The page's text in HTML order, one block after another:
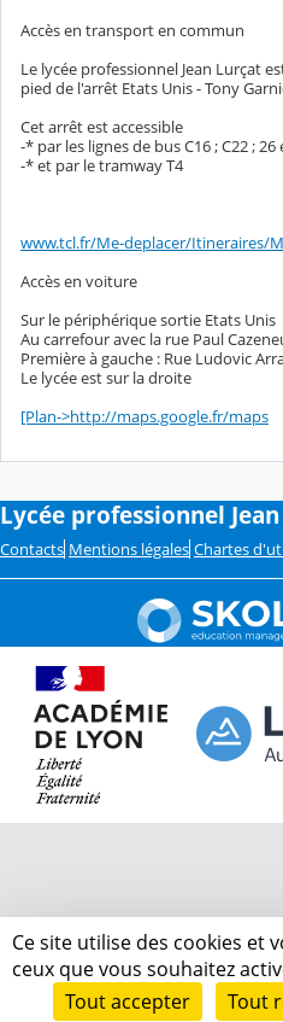
Accès en transport en commun
Le lycée professionnel Jean Lurçat
pied de l'arrêt Etats Unis - Tony
Cet arrêt est accessible
-* par les lignes de bus C16 ; C22 ; 26
-* et par le tramway T4
www.tcl.fr/Me-deplacer/Itineraires/
Accès en voiture
Sur le périphérique sortie Etats Unis
Au carrefour avec la rue Paul
Première à gauche : Rue Ludovic
Le lycée est sur la droite
[Plan->http://maps.google.fr/maps
Lycée professionnel
Contacts Mentions légales Chartes
Ce site utilise des cookies et
ceux que vous souhaitez
Tout accepter
Tout